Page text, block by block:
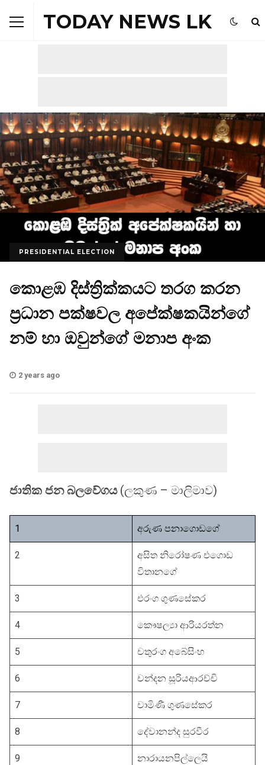
TODAY NEWS LK
PRESIDENTIAL ELECTION
කොළඹ දිස්ත්‍රික්කයට තරග කරන
ප්‍රධාන පක්ෂවල අපේක්ෂකයින්ගේ
නම් හා ඔවුන්ගේ මනාප අංක
2 years ago
ජාතික ජන බලවේගය(ලකුණ – මාලිමාව)
1 අරුණ පනාගොඩගේ
2
අසිත නිරෝෂණ එගොඩ
විතානගේ
3 එරංග ගුණසේකර
4 කෞෂල්‍යා ආරියරත්න
5 චතුරංග අබේසිංහ
6 චන්දන සූරියආරච්චි‍
7 චාමිණී ගුණසේකර
8 දේවානන්ද සුරවීර
9
නාරායනපිල්ලෙයි